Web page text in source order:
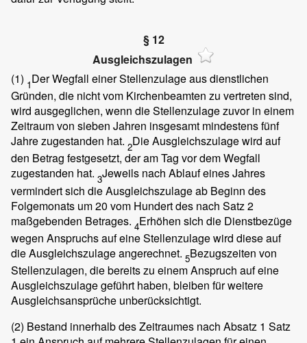
§ 12
Ausgleichszulagen
(1) 1Der Wegfall einer Stellenzulage aus dienstlichen
Gründen, die nicht vom Kirchenbeamten zu vertreten sind,
wird ausgeglichen, wenn die Stellenzulage zuvor in einem
Zeitraum von sieben Jahren insgesamt mindestens fünf
Jahre zugestanden hat. 2Die Ausgleichszulage wird auf
den Betrag festgesetzt, der am Tag vor dem Wegfall
zugestanden hat. 3Jeweils nach Ablauf eines Jahres
vermindert sich die Ausgleichszulage ab Beginn des
Folgemonats um 20 vom Hundert des nach Satz 2
maßgebenden Betrages. 4Erhöhen sich die Dienstbezüge
wegen Anspruchs auf eine Stellenzulage wird diese auf
die Ausgleichszulage angerechnet. 5Bezugszeiten von
Stellenzulagen, die bereits zu einem Anspruch auf eine
Ausgleichszulage geführt haben, bleiben für weitere
Ausgleichsansprüche unberücksichtigt.
(2) Bestand innerhalb des Zeitraumes nach Absatz 1 Satz